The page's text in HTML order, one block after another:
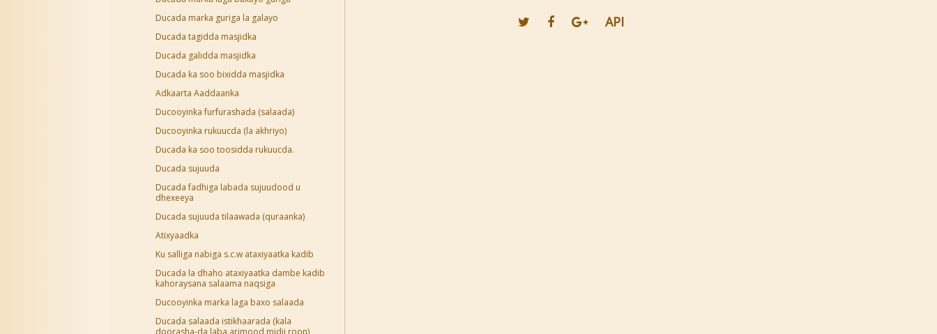
Ducada marka guriga la galayo
Ducada tagidda masjidka
Ducada galidda masjidka
Ducada ka soo bixidda masjidka
Adkaarta Aaddaanka
Ducooyinka furfurashada (salaada)
Ducooyinka rukuucda (la akhriyo)
Ducada ka soo toosidda rukuucda.
Ducada sujuuda
Ducada fadhiga labada sujuudood u
dhexeeya
Ducada sujuuda tilaawada (quraanka)
Atixyaadka
Ku salliga nabiga s.c.w ataxiyaatka kadib
Ducada la dhaho ataxiyaatka dambe kadib
kahoraysana salaama naqsiga
Ducooyinka marka laga baxo salaada
Ducada salaada istikhaarada (kala
doorasha-da laba arimood midii roon)
API